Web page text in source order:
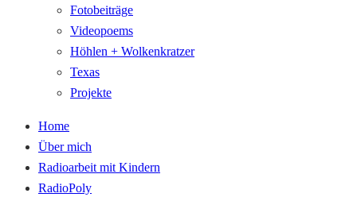
Fotobeiträge
Videopoems
Höhlen + Wolkenkratzer
Texas
Projekte
Home
Über mich
Radioarbeit mit Kindern
RadioPoly